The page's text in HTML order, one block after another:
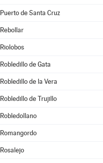
Puerto de Santa Cruz
Rebollar
Riolobos
Robledillo de Gata
Robledillo de la Vera
Robledillo de Trujillo
Robledollano
Romangordo
Rosalejo